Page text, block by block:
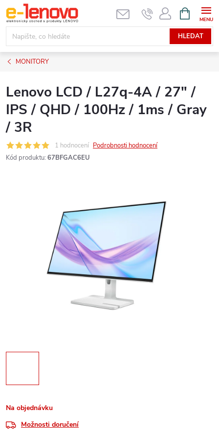
Přejít
na
obsah
HLEDAT
NÁKUPNÍ
KOŠÍK
MONITORY
Lenovo LCD / L27q-4A / 27" /
IPS / QHD / 100Hz / 1ms / Gray
/ 3R
1 hodnocení Podrobnosti hodnocení
Kód produktu: 67BFGAC6EU
Na objednávku
Možnosti doručení